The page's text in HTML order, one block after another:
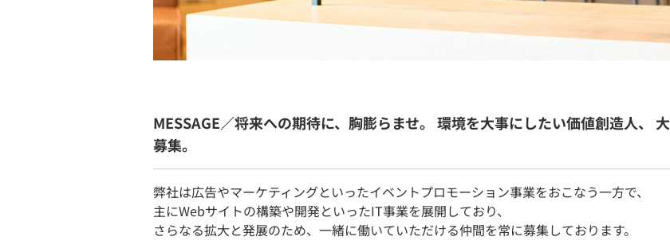
MESSAGE／将来への期待に、胸膨らませ。 環境を大事にしたい価値創造人、 大
募集。
弊社は広告やマーケティングといったイベントプロモーション事業をおこなう一方で、
主にWebサイトの構築や開発といったIT事業を展開しており、
さらなる拡大と発展のため、一緒に働いていただける仲間を常に募集しております。